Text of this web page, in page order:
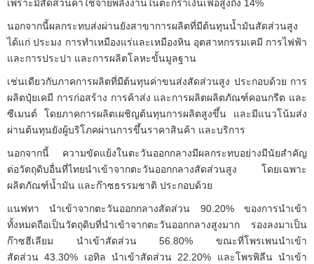
เพราะมีสัดส่วนค่าใช้จ่ายพลังงานในตะกร้าเงินเฟ้อสูงถึง 14%
นอกจากนี้ผลกระทบส่งผ่านยังสาขาการผลิตที่มีต้นทุนน้ำมันสัดส่วนสูง
ได้แก่ ประมง การทำเหมืองแร่และเหมืองหิน อุตสาหกรรมเคมี การไฟฟ้า
และการประปา และการผลิตโลหะขั้นมูลฐาน
เช่นเดียวกับภาคการผลิตที่มีต้นทุนค่าขนส่งสัดส่วนสูง ประกอบด้วย การ
ผลิตปุ๋ยเคมี การก่อสร้าง การค้าส่ง และการผลิตผลิตภัณฑ์คอนกรีต และ
ซีเมนต์ โดยภาคการผลิตเผชิญต้นทุนการผลิตสูงขึ้น และมีแนวโน้มส่ง
ผ่านต้นทุนยังผู้บริโภคผ่านการขึ้นราคาสินค้า และบริการ
นอกจากนี้ ความขัดแย้งในตะวันออกกลางมีผลกระทบอย่างมีนัยสำคัญ
ต่อวัตถุดิบอื่นที่ไทยนำเข้าจากตะวันออกกลางสัดส่วนสูง โดยเฉพาะ
ผลิตภัณฑ์น้ำมัน และก๊าซธรรมชาติ ประกอบด้วย
แนฟทา นำเข้าจากตะวันออกกลางสัดส่วน 90.20% ของการนำเข้า
ทั้งหมดถือเป็นวัตถุดิบที่นำเข้าจากตะวันออกกลางสูงมาก รองลงมาเป็น
ก๊าซฮีเลียม นำเข้าสัดส่วน 56.80% ขณะที่โพรเพนนำเข้า
สัดส่วน 43.30% เอทิล นำเข้าสัดส่วน 22.20% และโพรพิลีน นำเข้า